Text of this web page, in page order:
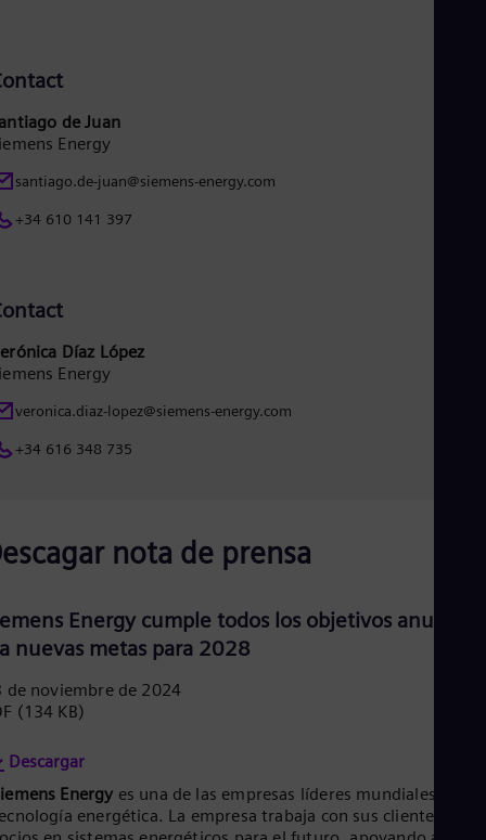
de Juan
Energy
santiago.de-juan@siemens-energy.com
+34 610 141 397
Díaz López
Energy
veronica.diaz-lopez@siemens-energy.com
+34 616 348 735
nota de prensa
Energy cumple todos los objetivos anuales y
nuevas metas para 2028
de noviembre de 2024
(134 KB)
Descargar
Energy es una de las empresas líderes mundiales en
energética. La empresa trabaja con sus clientes y